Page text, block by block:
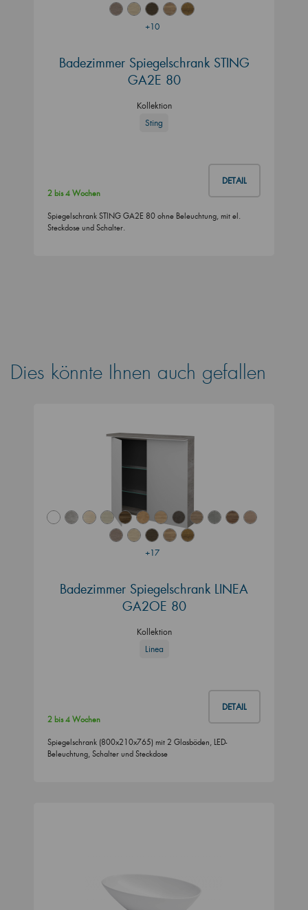
+10
Badezimmer Spiegelschrank STING
GA2E 80
Kollektion
Sting
DETAIL
2 bis 4 Wochen
Spiegelschrank STING GA2E 80 ohne Beleuchtung, mit el.
Steckdose und Schalter.
Dies könnte Ihnen auch gefallen
+17
Badezimmer Spiegelschrank LINEA
GA2OE 80
Kollektion
Linea
DETAIL
2 bis 4 Wochen
Spiegelschrank (800x210x765) mit 2 Glasböden, LED-
Beleuchtung, Schalter und Steckdose